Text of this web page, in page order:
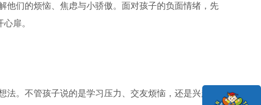
他们的烦恼、焦虑与小骄傲。面对孩子的负面情绪，先
扉。
。不管孩子说的是学习压力、交友烦恼，还是兴趣爱